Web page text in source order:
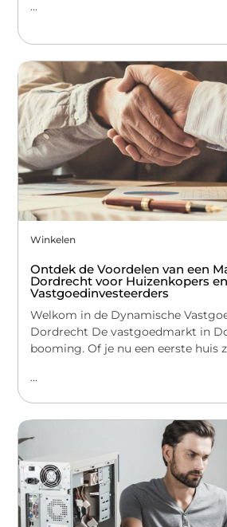
...
Winkelen
Ontdek de Voordelen van een
Dordrecht voor Huizenkopers en
Vastgoedinvesteerders
Welkom in de Dynamische
Dordrecht De vastgoedmarkt in
booming. Of je nu een eerste huis
...